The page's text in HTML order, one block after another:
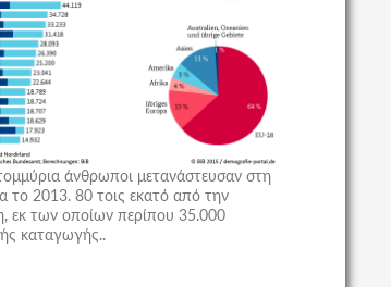
άνθρωποι μετανάστευσαν στη
το 2013. 80 τοις εκατό από την
εκ των οποίων περίπου 35.000
καταγωγής..